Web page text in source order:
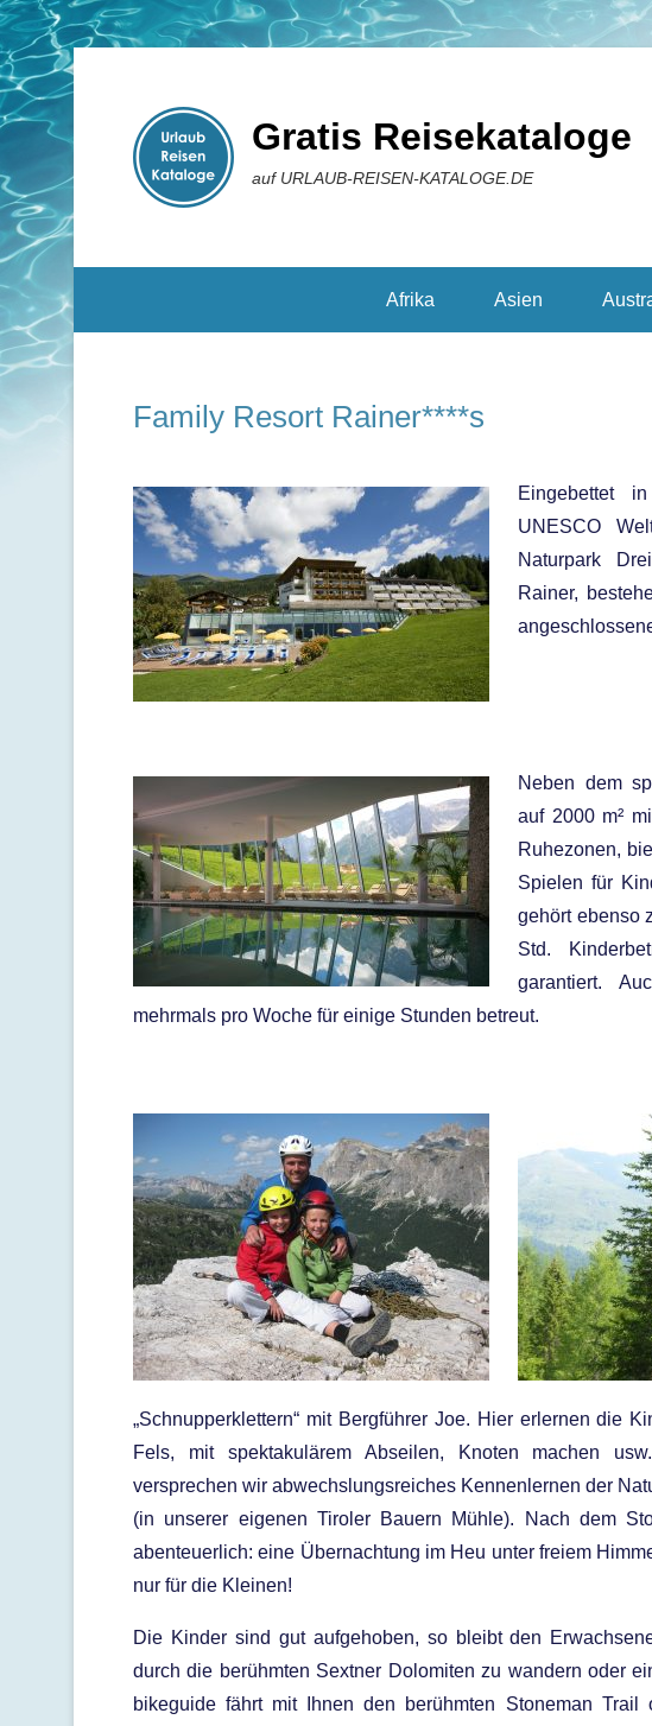
Gratis Reisekataloge
auf URLAUB-REISEN-KATALOGE.DE
Afrika Asien
Family Resort Rainer****s
Eingebettet
UNESCO
Naturpark
Rainer,
Neben dem
auf 2000 m²
Ruhezonen,
Spielen für
gehört ebenso
Std.
garantiert.
mehrmals pro Woche für einige Stunden betreut.
„Schnupperklettern“ mit Bergführer Joe. Hier erlernen die
Fels, mit spektakulärem Abseilen, Knoten machen
versprechen wir abwechslungsreiches Kennenlernen der
(in unserer eigenen Tiroler Bauern Mühle). Nach dem
abenteuerlich: eine Übernachtung im Heu unter freiem
nur für die Kleinen!
Die Kinder sind gut aufgehoben, so bleibt den
durch die berühmten Sextner Dolomiten zu wandern oder
bikeguide fährt mit Ihnen den berühmten Stoneman Trail